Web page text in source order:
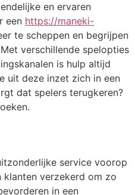
en ervaren
een https://maneki-
te scheppen en begrijpen
verschillende spelopties
is hulp altijd
uit deze inzet zich in een
dat spelers terugkeren?
service voorop
verzekerd om zo
in een